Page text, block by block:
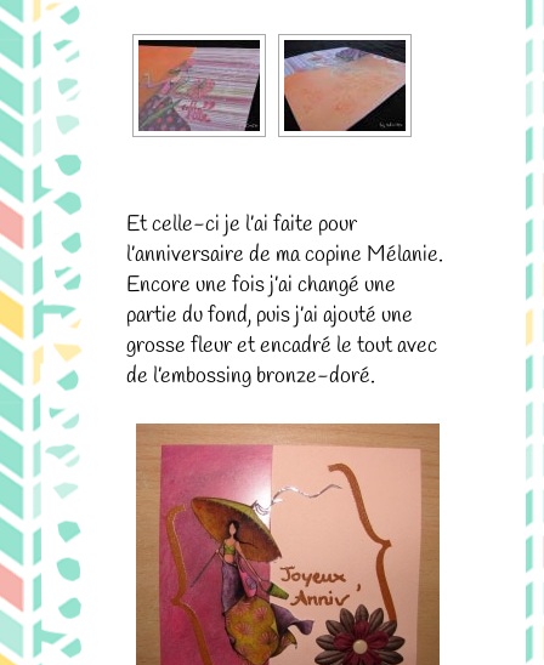
Et celle-ci je l’ai faite pour
l’anniversaire de ma copine Mélanie.
Encore une fois j’ai changé une
partie du fond, puis j’ai ajouté une
grosse fleur et encadré le tout avec
de l’embossing bronze-doré.